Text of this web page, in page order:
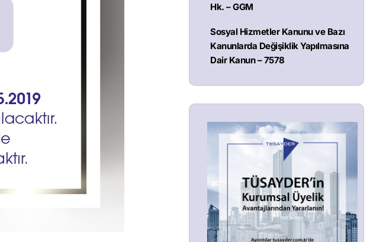
Hk. – GGM
Sosyal Hizmetler Kanunu ve Bazı
Kanunlarda Değişiklik Yapılmasına
Dair Kanun – 7578